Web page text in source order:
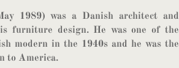
1989) was a Danish architect and
furniture design. He was one of the
modern in the 1940s and he was the
to America.